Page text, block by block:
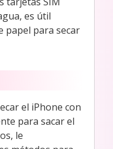
es útil
papel para secar
el iPhone con
para sacar el
le